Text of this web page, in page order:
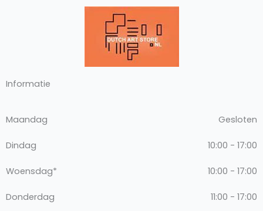
Informatie
Maandag Gesloten
Dindag 10:00 - 17:00
Woensdag* 10:00 - 17:00
Donderdag 11:00 - 17:00